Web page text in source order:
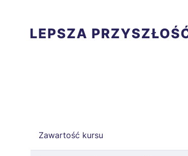
Zawartość kursu